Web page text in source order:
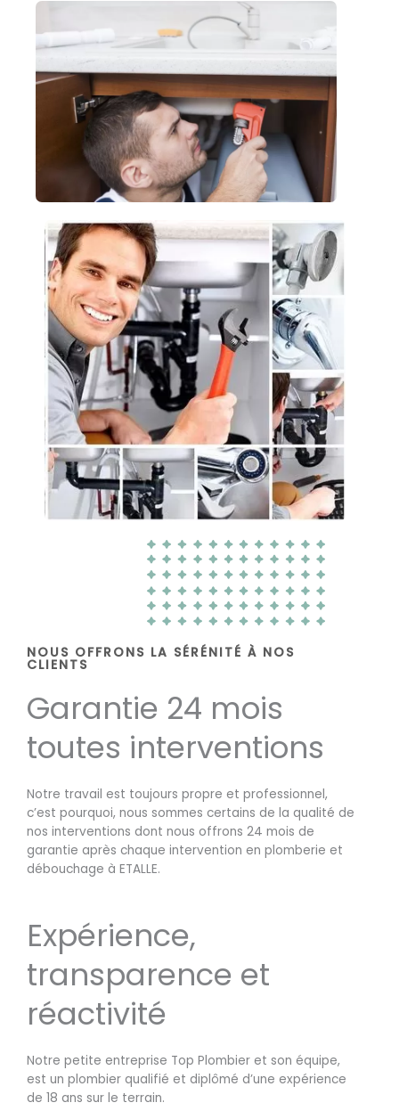
NOUS OFFRONS LA SÉRÉNITÉ À NOS
CLIENTS
Garantie 24 mois
toutes interventions
Notre travail est toujours propre et professionnel,
c’est pourquoi, nous sommes certains de la qualité de
nos interventions dont nous offrons 24 mois de
garantie après chaque intervention en plomberie et
débouchage à ETALLE.
Expérience,
transparence et
réactivité
Notre petite entreprise Top Plombier et son équipe,
est un plombier qualifié et diplômé d’une expérience
de 18 ans sur le terrain.